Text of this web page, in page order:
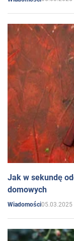
Jak w sekundę
domowych
Wiadomości05.03.2025